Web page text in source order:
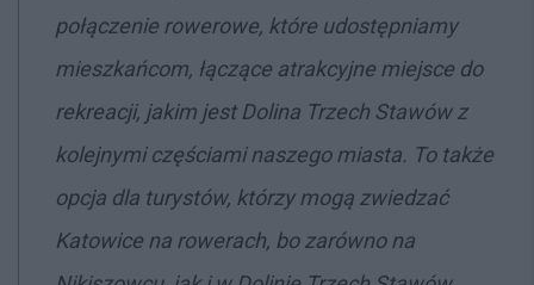
połączenie rowerowe, które udostępniamy
mieszkańcom, łączące atrakcyjne miejsce do
rekreacji, jakim jest Dolina Trzech Stawów z
kolejnymi częściami naszego miasta. To także
opcja dla turystów, którzy mogą zwiedzać
Katowice na rowerach, bo zarówno na